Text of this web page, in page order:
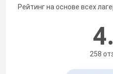
Рейтинг на основе всех
258